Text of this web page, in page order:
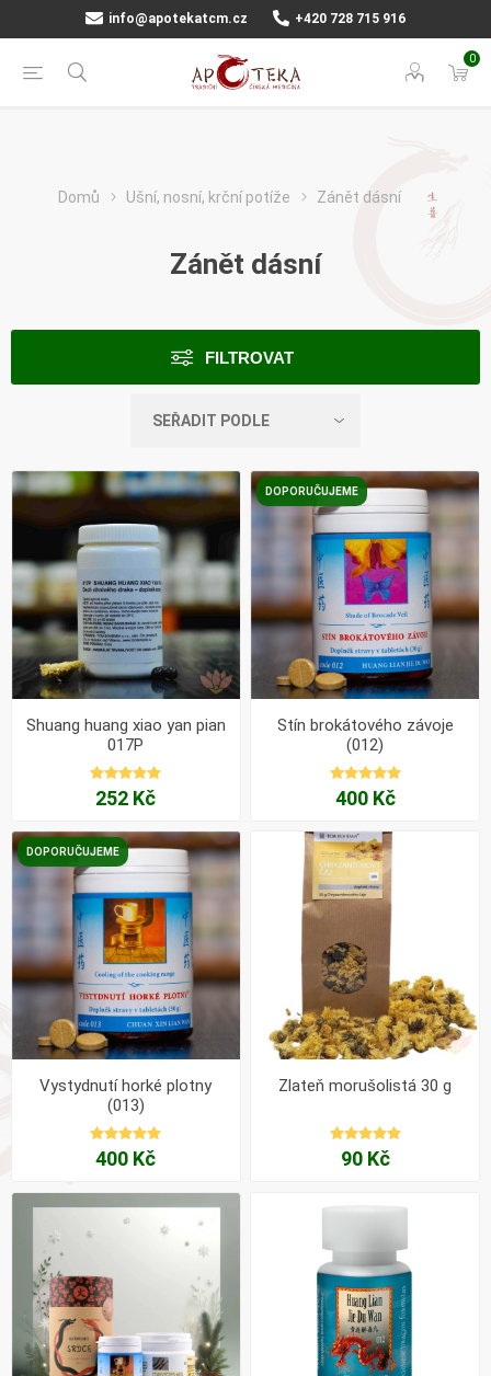
info@apotekatcm.cz +420 728 715 916
0
Domů Ušní, nosní, krční potíže Zánět dásní
Zánět dásní
FILTROVAT
Shuang huang xiao yan pian
017P
252 Kč
DOPORUČUJEME
Stín brokátového závoje
(012)
400 Kč
DOPORUČUJEME
Vystydnutí horké plotny
(013)
400 Kč
Zlateň morušolistá 30 g
90 Kč